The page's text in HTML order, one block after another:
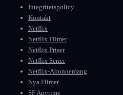
Integritetspolicy
Kontakt
Netflix
Netflix Filmer
Netflix Priser
Netflix Serier
Netflix-Abonnemang
Nya Filmer
SF Anytime